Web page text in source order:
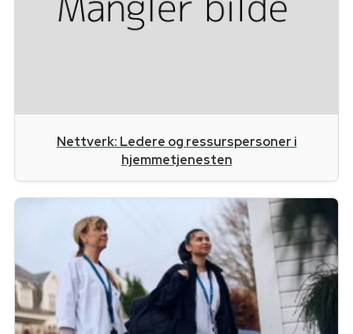
Nettverk: Ledere og ressurspersoner i
hjemmetjenesten